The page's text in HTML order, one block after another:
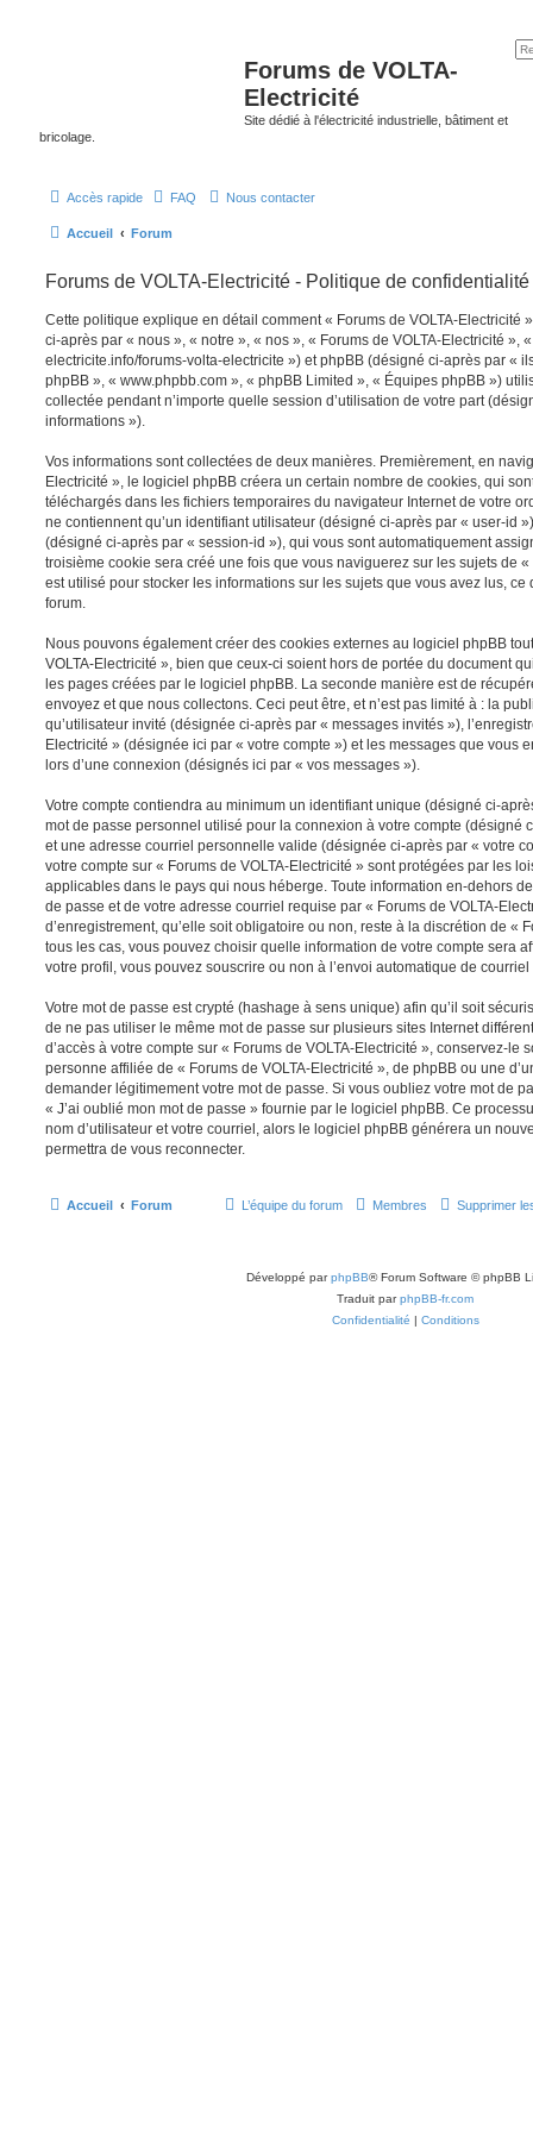
Forums de VOLTA-
Electricité
Site dédié à l'électricité industrielle, bâtiment et
bricolage.
Accès rapide FAQ Nous contacter
Accueil Forum
Forums de VOLTA-Electricité - Politique de confidentialité
Cette politique explique en détail comment « Forums de VOLTA-Electricité
ci-après par « nous », « notre », « nos », « Forums de VOLTA-Electricité »,
electricite.info/forums-volta-electricite ») et phpBB (désigné ci-après par «
phpBB », « www.phpbb.com », « phpBB Limited », « Équipes phpBB »)
collectée pendant n’importe quelle session d’utilisation de votre part
informations »).
Vos informations sont collectées de deux manières. Premièrement, en
Electricité », le logiciel phpBB créera un certain nombre de cookies, qui
téléchargés dans les fichiers temporaires du navigateur Internet de votre
ne contiennent qu’un identifiant utilisateur (désigné ci-après par « user-id
(désigné ci-après par « session-id »), qui vous sont automatiquement
troisième cookie sera créé une fois que vous naviguerez sur les sujets de «
est utilisé pour stocker les informations sur les sujets que vous avez lus,
forum.
Nous pouvons également créer des cookies externes au logiciel phpBB
VOLTA-Electricité », bien que ceux-ci soient hors de portée du document
les pages créées par le logiciel phpBB. La seconde manière est de
envoyez et que nous collectons. Ceci peut être, et n’est pas limité à : la
qu’utilisateur invité (désignée ci-après par « messages invités »),
Electricité » (désignée ici par « votre compte ») et les messages que vous
lors d’une connexion (désignés ici par « vos messages »).
Votre compte contiendra au minimum un identifiant unique (désigné ci-
mot de passe personnel utilisé pour la connexion à votre compte (désigné
et une adresse courriel personnelle valide (désignée ci-après par « votre
votre compte sur « Forums de VOLTA-Electricité » sont protégées par les
applicables dans le pays qui nous héberge. Toute information en-dehors
de passe et de votre adresse courriel requise par « Forums de VOLTA-
d’enregistrement, qu’elle soit obligatoire ou non, reste à la discrétion de «
tous les cas, vous pouvez choisir quelle information de votre compte sera
votre profil, vous pouvez souscrire ou non à l’envoi automatique de
Votre mot de passe est crypté (hashage à sens unique) afin qu’il soit
de ne pas utiliser le même mot de passe sur plusieurs sites Internet
d’accès à votre compte sur « Forums de VOLTA-Electricité », conservez-le
personne affiliée de « Forums de VOLTA-Electricité », de phpBB ou une
demander légitimement votre mot de passe. Si vous oubliez votre mot de
« J’ai oublié mon mot de passe » fournie par le logiciel phpBB. Ce
nom d’utilisateur et votre courriel, alors le logiciel phpBB générera un
permettra de vous reconnecter.
Accueil Forum Supprimer
Membres
L’équipe du forum
Développé parphpBB® Forum Software © phpBB
Traduit parphpBB-fr.com
Confidentialité | Conditions